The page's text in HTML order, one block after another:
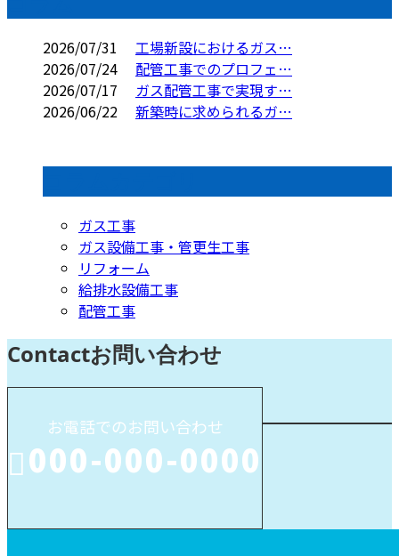
2026/07/31
工場新設におけるガス…
2026/07/24
配管工事でのプロフェ…
2026/07/17
ガス配管工事で実現す…
2026/06/22
新築時に求められるガ…
ガス工事
ガス設備工事・管更生工事
リフォーム
給排水設備工事
配管工事
Contactお問い合わせ
お電話でのお問い合わせ
000-000-0000